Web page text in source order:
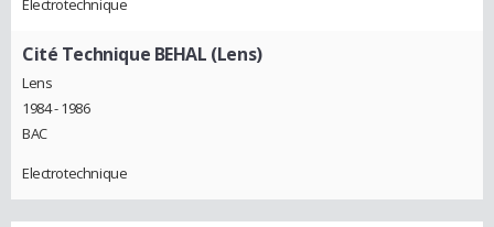
Electrotechnique
Cité Technique BEHAL (Lens)
Lens
1984 - 1986
BAC
Electrotechnique